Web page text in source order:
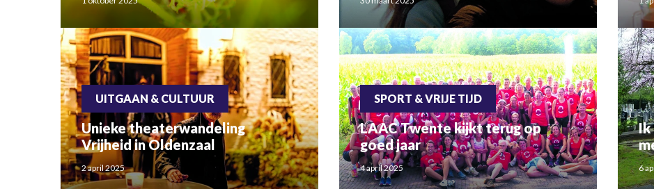
UITGAAN & CULTUUR
Unieke theaterwandeling
Vrijheid in Oldenzaal
2 april 2025
SPORT & VRIJE TIJD
LAAC Twente kijkt terug op
goed jaar
4 april 2025
Ik
6